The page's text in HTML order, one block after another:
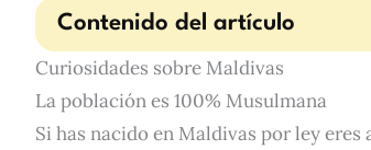
Contenido del artículo
Curiosidades sobre Maldivas
La población es 100% Musulmana
Si has nacido en Maldivas por ley